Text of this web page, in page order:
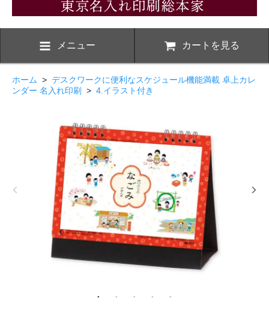
メニュー カートを見る
ホーム > デスクワークに便利なスケジュール機能満載 卓上カレ
ンダー 名入れ印刷
> 4.イラスト付き